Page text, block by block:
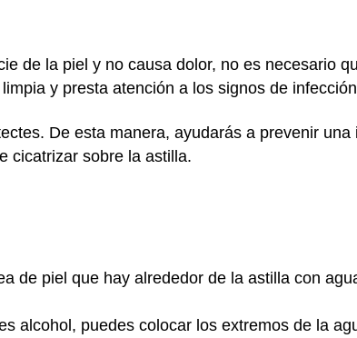
de la piel y no causa dolor, no es necesario
y presta atención a los signos de
De esta manera, ayudarás a prevenir una
cicatrizar sobre la astilla.
de piel que hay alrededor de la astilla con
alcohol, puedes colocar los extremos de la